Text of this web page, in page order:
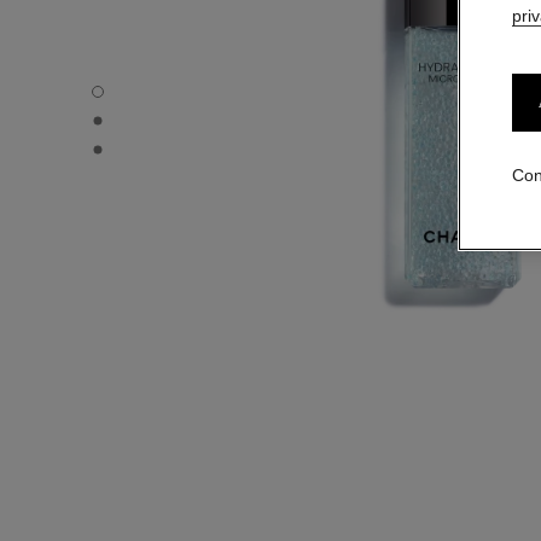
HYDRA BEAUTY MICRO SÉRUM - Vista por defecto
HYDRA BEAUTY MICRO SÉRUM - Vista alternativa 1
HYDRA BEAUTY MICRO SÉRUM - Vista de la textura